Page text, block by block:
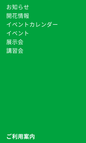
お知らせ
開花情報
イベントカレンダー
イベント
展示会
講習会
ご利用案内